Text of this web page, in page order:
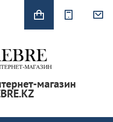
магазин